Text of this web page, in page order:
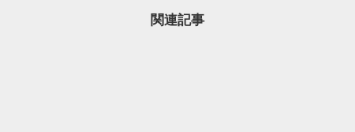
関連記事